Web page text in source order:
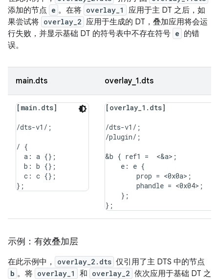
添加的节点 e 。在将 overlay_1
应用于主 DT 之后，如
果尝试将 overlay_2 应用于生成的 DT，叠加应用将会运
行失败，并显示基础 DT 的符号表中不存在符号 e 的错
误。
main.dts overlay_1.dts
[main.dts]
/dts-v1/;
/ {
  a: a {};
  b: b {};
  c: c {};
[overlay_1.dts]
/dts-v1/;
/plugin/;
&b { ref1 =  <&a>;
    e: e {
        prop = <0x0a>;
        phandle = <0x04>;
    };
示例：有效叠加层
在此示例中， overlay_2.dts 仅引用了主 DTS 中的节点
b 。将 overlay_1 和 overlay_2 依次应用于基础 DT 之